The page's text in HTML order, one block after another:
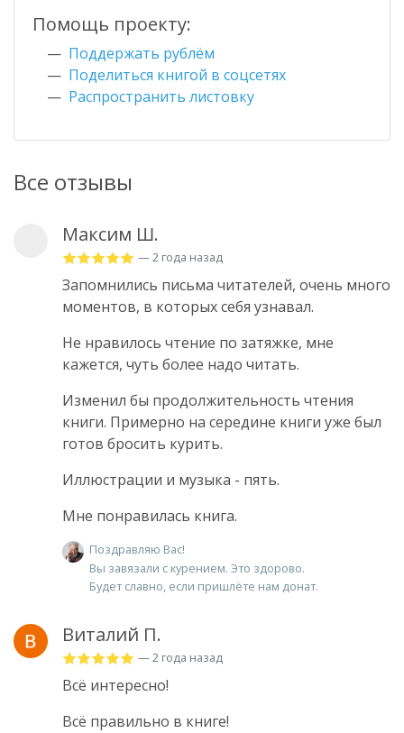
Все отзывы
Максим Ш.
— 2 года назад
Запомнились письма читателей, очень много
моментов, в которых себя узнавал.
Не нравилось чтение по затяжке, мне
кажется, чуть более надо читать.
Изменил бы продолжительность чтения
книги. Примерно на середине книги уже был
готов бросить курить.
Иллюстрации и музыка - пять.
Мне понравилась книга.
Поздравляю Вас!
Вы завязали с курением. Это здорово.
Будет славно, если пришлёте нам донат.
Виталий П.
— 2 года назад
Всё интересно!
Всё правильно в книге!
Помощь проекту:
Поддержать рублём
Поделиться книгой в соцсетях
Распространить листовку